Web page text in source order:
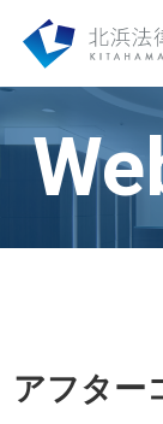
アフター